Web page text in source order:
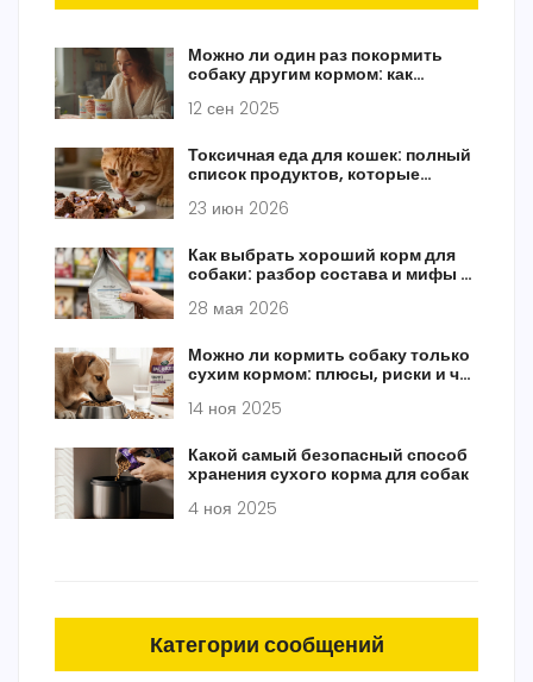
Можно ли один раз покормить
собаку другим кормом: как
12 сен 2025
Токсичная еда для кошек: полный
список продуктов, которые
23 июн 2026
Как выбрать хороший корм для
собаки: разбор состава и мифы о
28 мая 2026
Можно ли кормить собаку только
сухим кормом: плюсы, риски и что
14 ноя 2025
Какой самый безопасный способ
хранения сухого корма для собак
4 ноя 2025
Категории сообщений